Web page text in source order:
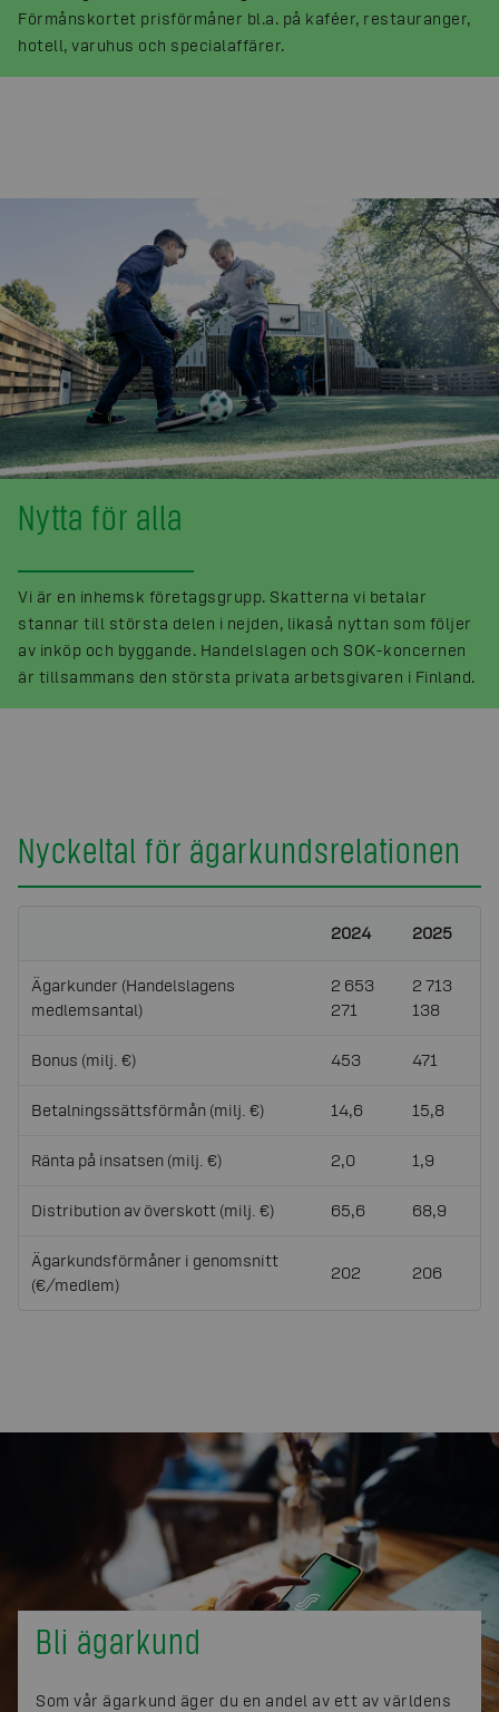
Förmånskortet prisförmåner bl.a. på kaféer, restauranger,
hotell, varuhus och specialaffärer.
Nytta för alla
Vi är en inhemsk företagsgrupp. Skatterna vi betalar
stannar till största delen i nejden, likaså nyttan som följer
av inköp och byggande. Handelslagen och SOK-koncernen
är tillsammans den största privata arbetsgivaren i Finland.
Nyckeltal för ägarkundsrelationen
2024 2025
Ägarkunder (Handelslagens
medlemsantal)
2 653
271
2 713
138
Bonus (milj. €) 453 471
Betalningssättsförmån (milj. €) 14,6 15,8
Ränta på insatsen (milj. €) 2,0 1,9
Distribution av överskott (milj. €) 65,6 68,9
Ägarkundsförmåner i genomsnitt
(€/medlem)
202 206
Bli ägarkund
Som vår ägarkund äger du en andel av ett av världens